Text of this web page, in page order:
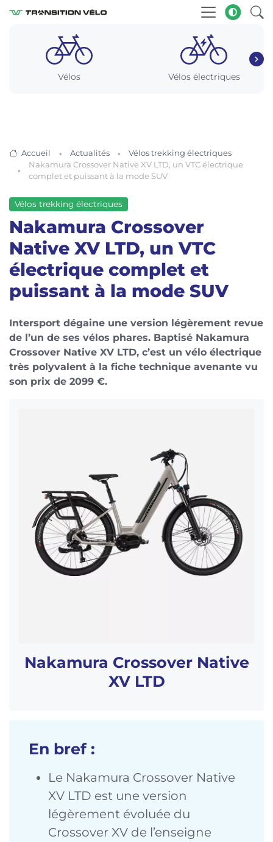
Vélos Vélos électriques
Accueil Actualités
Vélos trekking électriques
Nakamura Crossover Native XV LTD, un VTC électrique
complet et puissant à la mode SUV
Vélos trekking électriques
Nakamura Crossover
Native XV LTD, un VTC
électrique complet et
puissant à la mode SUV
Intersport dégaine une version légèrement revue
de l’un de ses vélos phares. Baptisé Nakamura
Crossover Native XV LTD, c’est un vélo électrique
très polyvalent à la fiche technique avenante vu
son prix de 2099 €.
Nakamura Crossover Native
XV LTD
En bref :
Le Nakamura Crossover Native
XV LTD est une version
légèrement évoluée du
Crossover XV de l’enseigne